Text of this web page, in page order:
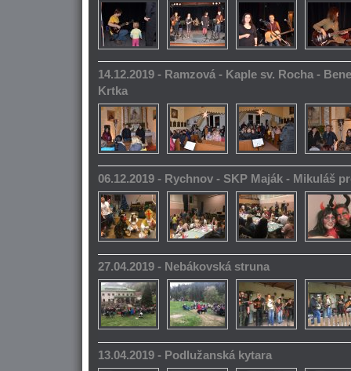
14.12.2019 - Ramzová - Kaple sv. Rocha -
Krtka
06.12.2019 - Rychnov - SKP Maják - Mikuláš
27.04.2019 - Nebákovská struna
13.04.2019 - Podlužanská kytara